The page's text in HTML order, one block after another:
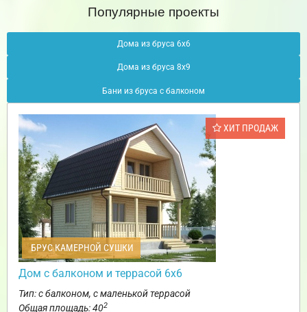
Популярные проекты
Дома из бруса 6х6
Дома из бруса 8х9
Бани из бруса с балконом
ХИТ ПРОДАЖ
БРУС КАМЕРНОЙ СУШКИ
Дом с балконом и террасой 6х6
Тип: с балконом, с маленькой террасой
Общая площадь: 402